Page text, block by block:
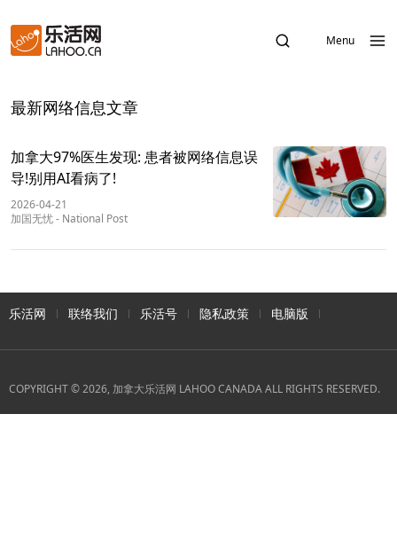
Menu
最新网络信息文章
加拿大97%医生发现: 患者被网络信息误
导!别用AI看病了!
2026-04-21
加国无忧- National Post
乐活网 联络我们 乐活号 隐私政策 电脑版
COPYRIGHT © 2026, 加拿大乐活网 LAHOO CANADA ALL RIGHTS RESERVED.